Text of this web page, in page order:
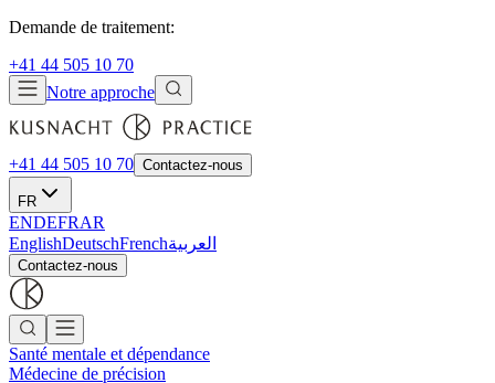
Demande de traitement:
+41 44 505 10 70
Notre approche
+41 44 505 10 70 Contactez-nous
FR
ENDEFRAR
EnglishDeutschFrenchالعربية
Contactez-nous
Santé mentale et dépendance
Médecine de précision